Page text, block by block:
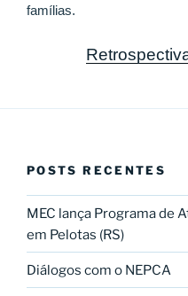
famílias.
POSTS RECENTES
MEC lança Programa de
em Pelotas (RS)
Diálogos com o NEPCA